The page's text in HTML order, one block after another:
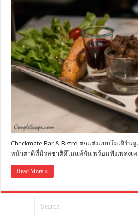
Checkmate Bar & Bistro ตกแต่งแบบโมเดิร์น
หน้าตาดีที่มีรสชาติดีไม่แพ้กัน พร้อมฟังเพลงเพ
Read More »